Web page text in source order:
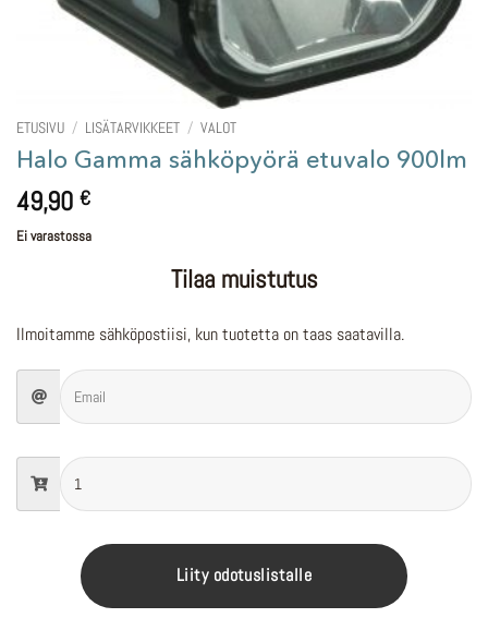
ETUSIVU / LISÄTARVIKKEET / VALOT
Halo Gamma sähköpyörä etuvalo 900lm
49,90 €
Ei varastossa
Tilaa muistutus
Ilmoitamme sähköpostiisi, kun tuotetta on taas saatavilla.
Liity odotuslistalle